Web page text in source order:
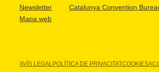
Newsletter
Mapa web
Catalunya Convention
AVÍS LEGALPOLÍTICA DE PRIVACITATCOOKIES